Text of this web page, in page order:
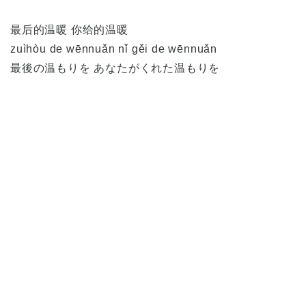
最后的温暖 你给的温暖
zuìhòu de wēnnuǎn nǐ gěi de wēnnuǎn
最後の温もりを あなたがくれた温もりを